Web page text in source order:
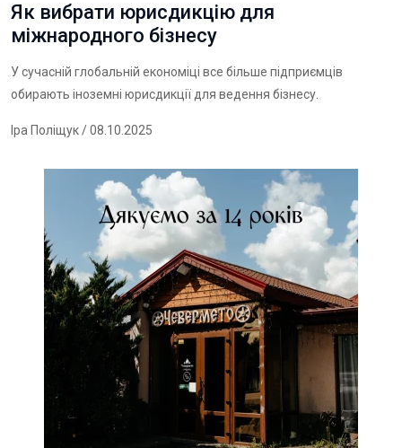
Як вибрати юрисдикцію для
міжнародного бізнесу
У сучасній глобальній економіці все більше підприємців
обирають іноземні юрисдикції для ведення бізнесу.
Іра Поліщук/ 08.10.2025